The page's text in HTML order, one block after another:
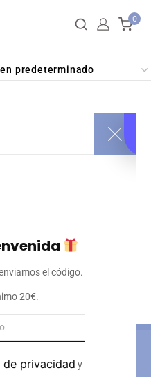
0
el código.
20€.
de privacidad y